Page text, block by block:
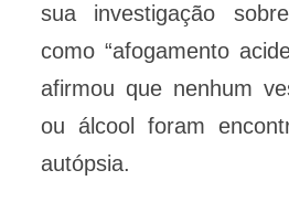
sua investigação
como “afogamento
afirmou que nenhum
ou álcool foram
autópsia.